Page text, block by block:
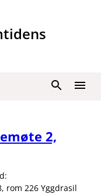
Meny
Søk
2,
rom 226 Yggdrasil